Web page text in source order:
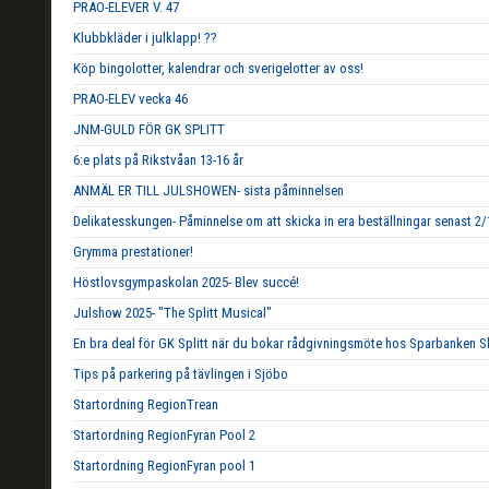
PRAO-ELEVER V. 47
Klubbkläder i julklapp! ??
Köp bingolotter, kalendrar och sverigelotter av oss!
PRAO-ELEV vecka 46
JNM-GULD FÖR GK SPLITT
6:e plats på Rikstvåan 13-16 år
ANMÄL ER TILL JULSHOWEN- sista påminnelsen
Delikatesskungen- Påminnelse om att skicka in era beställningar senast 2/
Grymma prestationer!
Höstlovsgympaskolan 2025- Blev succé!
Julshow 2025- "The Splitt Musical"
En bra deal för GK Splitt när du bokar rådgivningsmöte hos Sparbanken
Tips på parkering på tävlingen i Sjöbo
Startordning RegionTrean
Startordning RegionFyran Pool 2
Startordning RegionFyran pool 1